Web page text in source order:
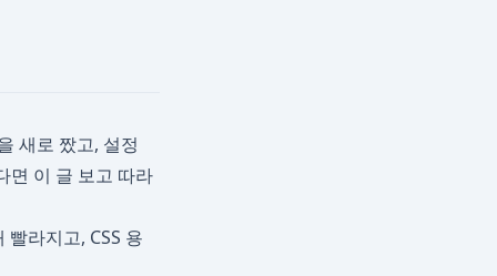
새로 짰고, 설정
면 이 글 보고 따라
빨라지고, CSS 용